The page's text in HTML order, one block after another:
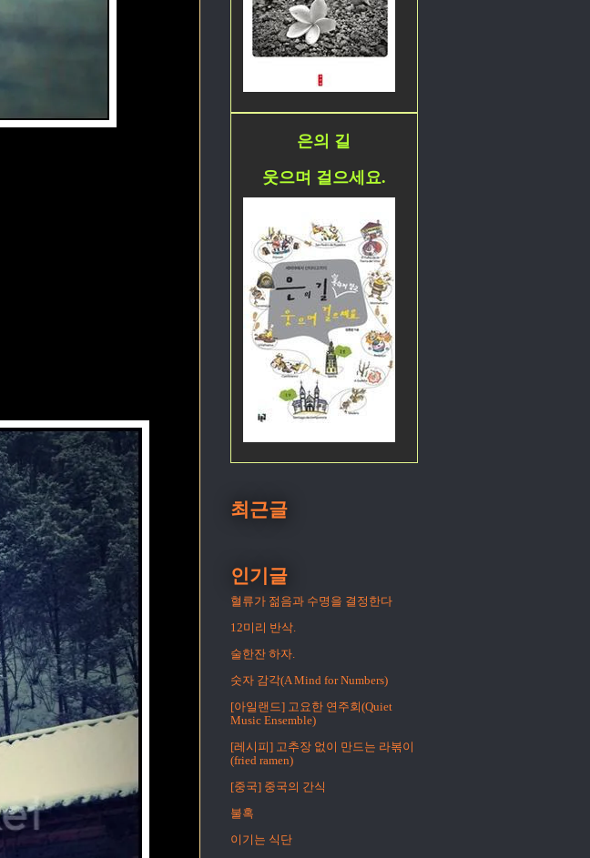
은의 길
웃으며 걸으세요.
최근글
인기글
혈류가 젊음과 수명을 결정한다
12미리 반삭.
술한잔 하자.
숫자 감각(A Mind for Numbers)
[아일랜드] 고요한 연주회(Quiet
Music Ensemble)
[레시피] 고추장 없이 만드는 라볶이
(fried ramen)
[중국] 중국의 간식
불혹
이기는 식단